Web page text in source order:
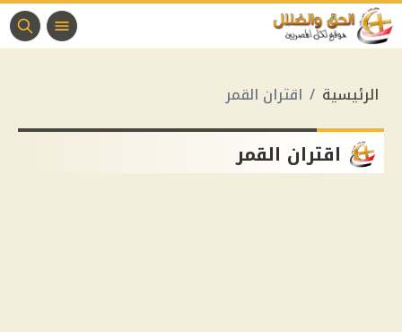
الرئيسية اقتران القمر
اقتران القمر